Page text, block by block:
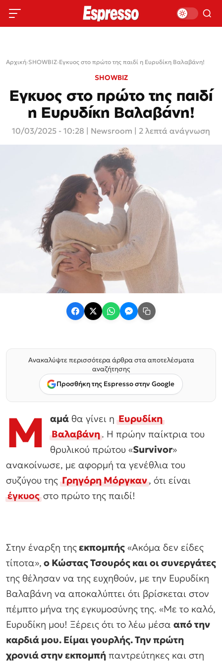
Αρχική›SHOWBIZ›Εγκυος στο πρώτο της παιδί η Ευρυδίκη Βαλαβάνη!
SHOWBIZ
Εγκυος στο πρώτο της παιδί
η Ευρυδίκη Βαλαβάνη!
10/03/2025 - 10:28 Newsroom | 2 λεπτά ανάγνωση
Ανακαλύψτε περισσότερα άρθρα στα αποτελέσματα
αναζήτησης
Προσθήκη της Espresso στην Google
Μ αμά θα γίνει ηΕυρυδίκη
Βαλαβάνη. Η πρώην παίκτρια του
θρυλικού πρώτου «Survivor»
ανακοίνωσε, με αφορμή τα γενέθλια του
συζύγου τηςΓρηγόρη Μόργκαν, ότι είναι
έγκυος στο πρώτο της παιδί!
Στην έναρξη τηςεκπομπής «Ακόμα δεν είδες
τίποτα», ο Κώστας Τσουρός και οι συνεργάτες
της θέλησαν να της ευχηθούν, με την Ευρυδίκη
Βαλαβάνη να αποκαλύπτει ότι βρίσκεται στον
πέμπτο μήνα της εγκυμοσύνης της. «Με το καλό,
Ευρυδίκη μου! Ξέρεις ότι το λέω μέσα από την
καρδιά μου. Είμαι γουρλής. Την πρώτη
χρονιά στην εκπομπή παντρεύτηκες και στη